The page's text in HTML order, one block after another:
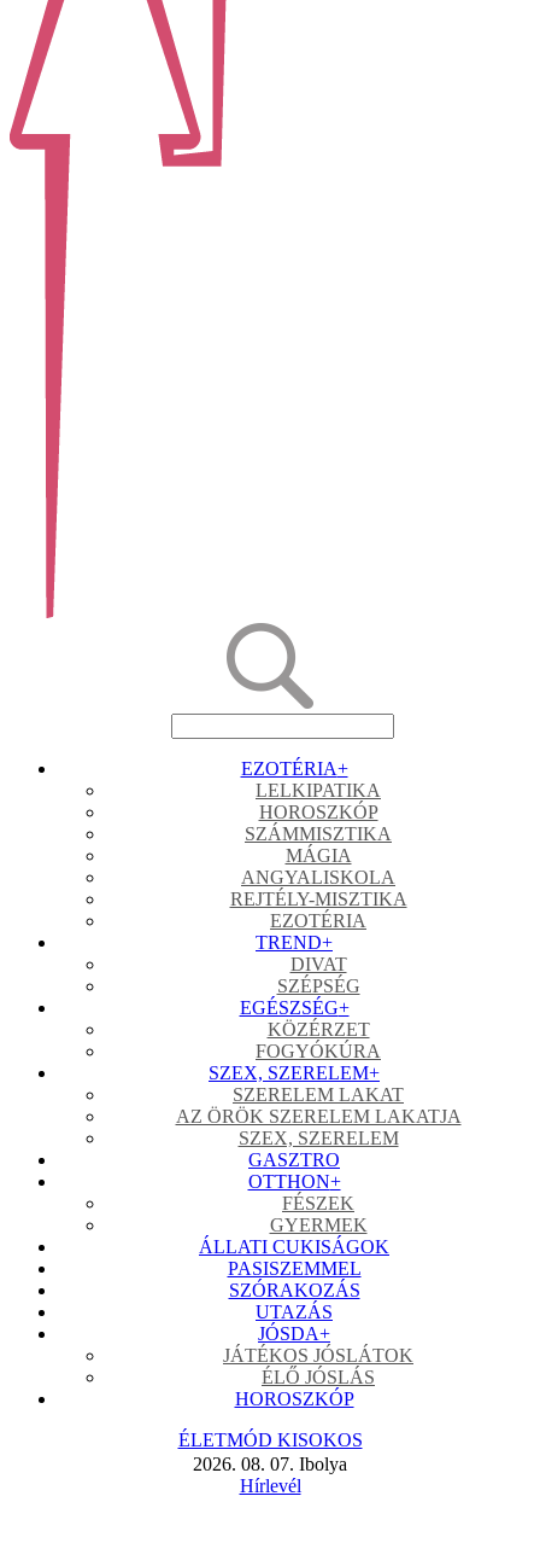
EZOTÉRIA+
LELKIPATIKA
HOROSZKÓP
SZÁMMISZTIKA
MÁGIA
ANGYALISKOLA
REJTÉLY-MISZTIKA
EZOTÉRIA
TREND+
DIVAT
SZÉPSÉG
EGÉSZSÉG+
KÖZÉRZET
FOGYÓKÚRA
SZEX, SZERELEM+
SZERELEM LAKAT
AZ ÖRÖK SZERELEM LAKATJA
SZEX, SZERELEM
GASZTRO
OTTHON+
FÉSZEK
GYERMEK
ÁLLATI CUKISÁGOK
PASISZEMMEL
SZÓRAKOZÁS
UTAZÁS
JÓSDA+
JÁTÉKOS JÓSLÁTOK
ÉLŐ JÓSLÁS
HOROSZKÓP
ÉLETMÓD KISOKOS
2026. 08. 07. Ibolya
Hírlevél